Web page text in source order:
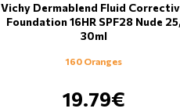
Vichy Dermablend Fluid
Foundation 16HR SPF28 Nude 25,
30ml
160 Oranges
19.79€